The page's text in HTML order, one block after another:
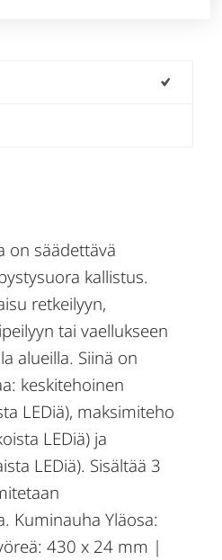
on säädettävä
kallistus.
retkeilyyn,
tai vaellukseen
alueilla. Siinä on
keskitehoinen
LEDiä), maksimiteho
LEDiä) ja
LEDiä). Sisältää 3
Kuminauha Yläosa:
430 x 24 mm |